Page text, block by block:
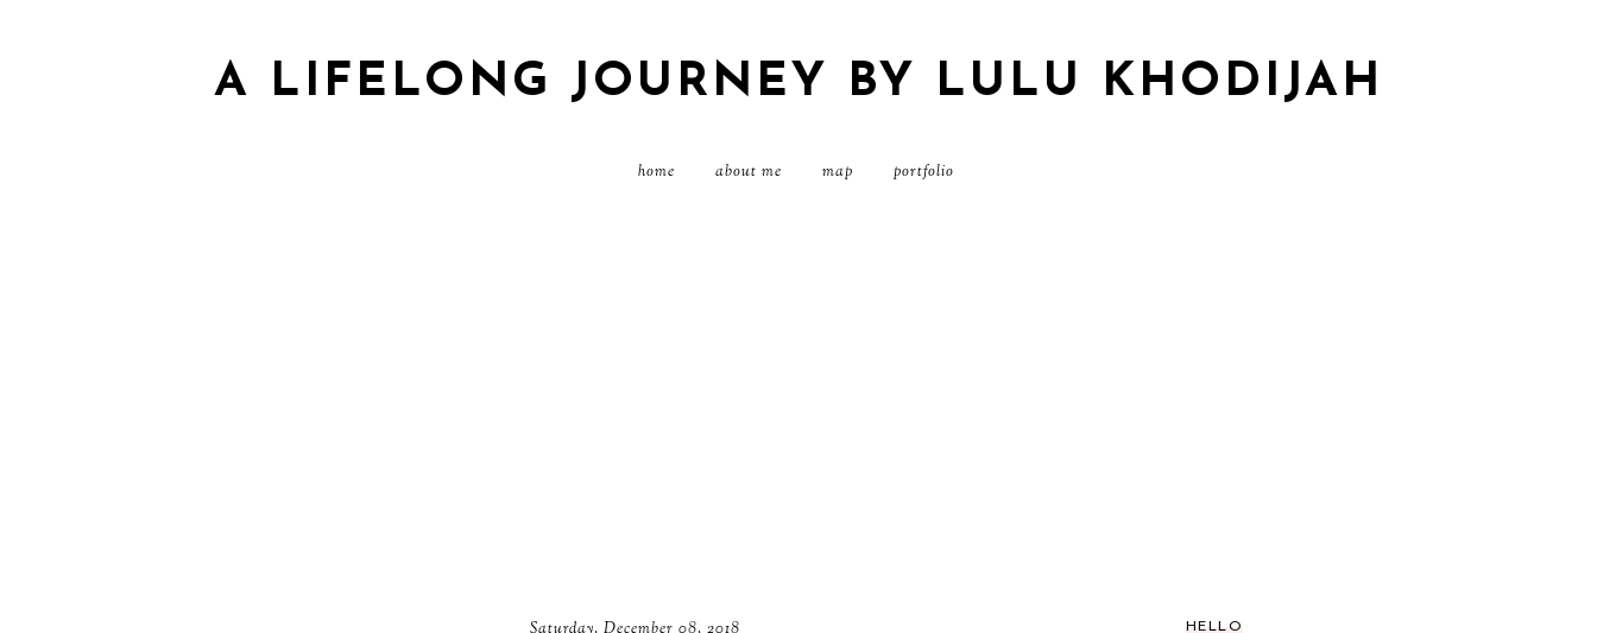
A LIFELONG JOURNEY BY LULU KHODIJAH
home about me map portfolio
HELLO